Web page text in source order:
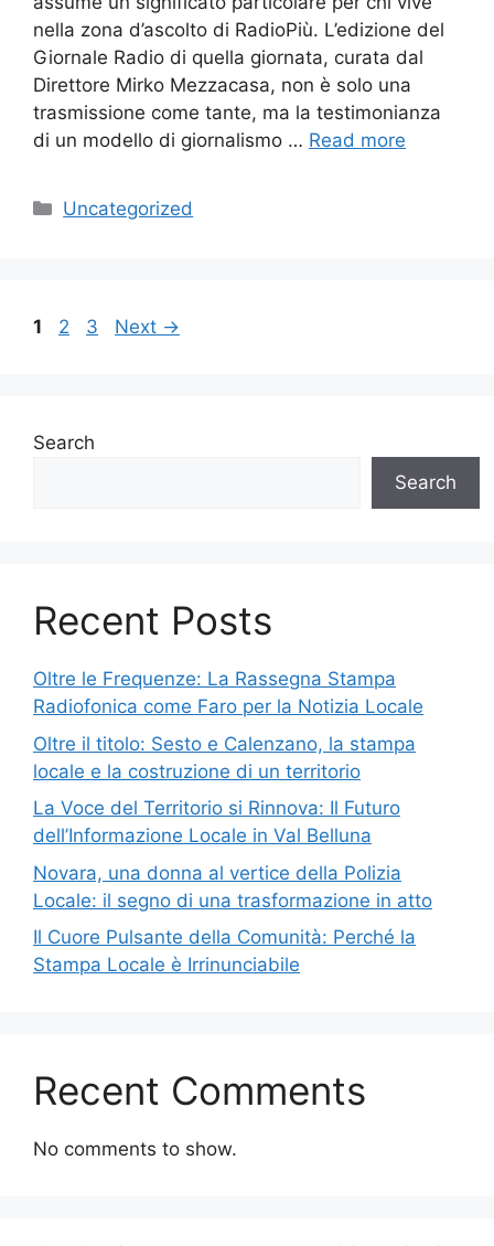
nella zona d’ascolto di RadioPiù. L’edizione del
Giornale Radio di quella giornata, curata dal
Direttore Mirko Mezzacasa, non è solo una
trasmissione come tante, ma la testimonianza
di un modello di giornalismo … Read more
Categories
Uncategorized
Page
1 Page
2 Page
3 Next →
Search
Search
Recent Posts
Oltre le Frequenze: La Rassegna Stampa
Radiofonica come Faro per la Notizia Locale
Oltre il titolo: Sesto e Calenzano, la stampa
locale e la costruzione di un territorio
La Voce del Territorio si Rinnova: Il Futuro
dell’Informazione Locale in Val Belluna
Novara, una donna al vertice della Polizia
Locale: il segno di una trasformazione in atto
Il Cuore Pulsante della Comunità: Perché la
Stampa Locale è Irrinunciabile
Recent Comments
No comments to show.